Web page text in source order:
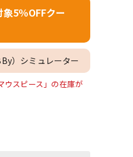
5％OFFクー
）シミュレーター
ウスピース」の在庫が